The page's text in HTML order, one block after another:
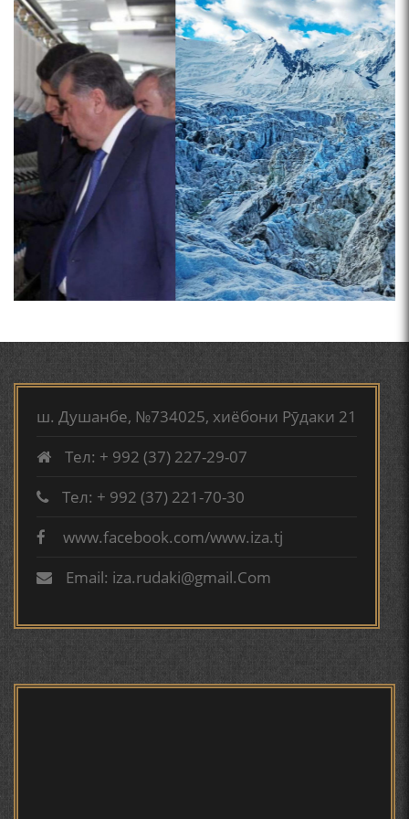
ИҚТИБОСШАВИИ ВОЖАҲОИ ЗАБОНИ ТОҶИКӢ ДАР
ЗАБОНИ ВАХОНӢ З. МАМАДАМИНОВА.
ТАҲҚИҚ ВА РАМЗКУШОИИ БАРХЕ АЗ ВОЖАҲОИ
ҶУҒРОФИИ ВАРЗОБ (ДАР АСОСИ МАВОДИ
ЗАБОНҲОИ ШАРҚИИ ЭРОНӢ) МИРЗОЕВ
САЙФИДДИН ҶАБОРОВИЧ.
ШИНОХТ ДАР ЗАМИНАИ ЭЪТИҚОД ВА ЭЪТИРОФ
ФИРДАВСӢ ВА ДАҚИҚӢ
ПРЕДПОСЫЛКИ СТАНОВЛЕНИЯ
ФИЛОЛОГИЧЕСКОГО РОМАНА В ТАДЖИКСКОЙ
ТВ САЁҲӢ: ИНЪИКОСИ ЧОРАБИНӢ БА МУНОСИБАТИ
ҶАШНИ ВАҲДАТИ МИЛЛӢ ДАР АМИТ
ВАСФИ МОДАР ДАР НАМУНАҲОИ ОСОРИ ШИФОҲИ
ВОЖАҲОИ НУРОНИИ ШЕЪР АНЗУРАТИ МАЛИКЗОД.
صفحه‌ها
ш. Душанбе, №734025, хиёбони Рӯдаки 21
Тел: + 992 (37) 227-29-07
Тел: + 992 (37) 221-70-30
www.facebook.com/www.iza.tj
Email: iza.rudaki@gmail.Com